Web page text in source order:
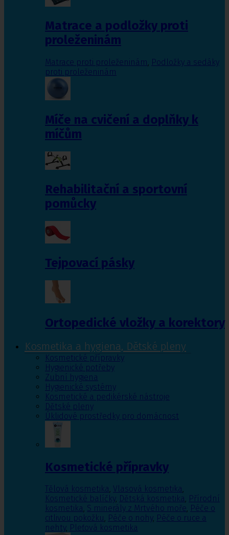
Matrace a podložky proti
proleženinám
Matrace proti proleženinám, Podložky a sedáky
proti proleženinám
Míče na cvičení a doplňky k
míčům
Rehabilitační a sportovní
pomůcky
Tejpovací pásky
Ortopedické vložky a korektory
Kosmetika a hygiena, Dětské pleny
Kosmetické přípravky
Hygienické potřeby
Zubní hygiena
Hygienické systémy
Kosmetické a pedikérské nástroje
Dětské pleny
Úklidové prostředky pro domácnost
Kosmetické přípravky
Tělová kosmetika, Vlasová kosmetika,
Kosmetické balíčky, Dětská kosmetika, Přírodní
kosmetika, S minerály z Mrtvého moře, Péče o
citlivou pokožku, Péče o nohy, Péče o ruce a
nehty, Pleťová kosmetika